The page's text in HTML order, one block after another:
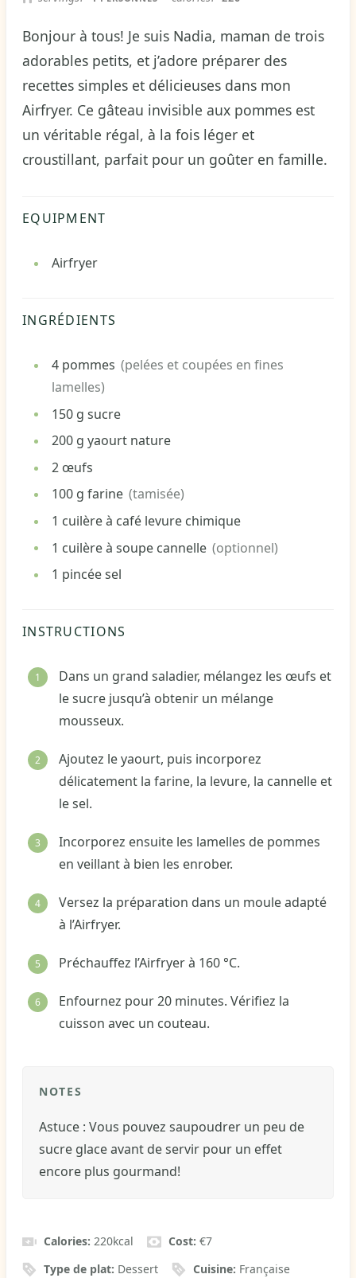
Bonjour à tous! Je suis Nadia, maman de trois
adorables petits, et j’adore préparer des
recettes simples et délicieuses dans mon
Airfryer. Ce gâteau invisible aux pommes est
un véritable régal, à la fois léger et
croustillant, parfait pour un goûter en famille.
EQUIPMENT
Airfryer
INGRÉDIENTS
4 pommes (pelées et coupées en fines
lamelles)
150 g sucre
200 g yaourt nature
2œufs
100 g farine (tamisée)
1 cuilère à café levure chimique
1 cuilère à soupe cannelle (optionnel)
1 pincéesel
INSTRUCTIONS
Dans un grand saladier, mélangez les œufs et
le sucre jusqu’à obtenir un mélange
mousseux.
Ajoutez le yaourt, puis incorporez
délicatement la farine, la levure, la cannelle et
le sel.
Incorporez ensuite les lamelles de pommes
en veillant à bien les enrober.
Versez la préparation dans un moule adapté
à l’Airfryer.
Préchauffez l’Airfryer à 160 °C.
Enfournez pour 20 minutes. Vérifiez la
cuisson avec un couteau.
NOTES
Astuce : Vous pouvez saupoudrer un peu de
sucre glace avant de servir pour un effet
encore plus gourmand!
Calories:220kcal Cost:€7
Type de plat: Dessert Cuisine: Française